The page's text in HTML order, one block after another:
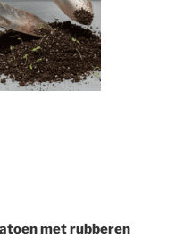
met rubberen